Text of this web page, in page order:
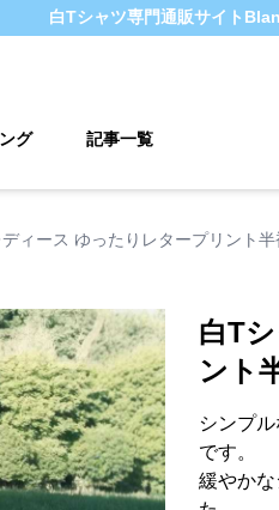
白Tシャツ専門通販サイト
グ 記事一覧
ィース ゆったりレタープリント
白T
ント
シンプ
です。
緩やか